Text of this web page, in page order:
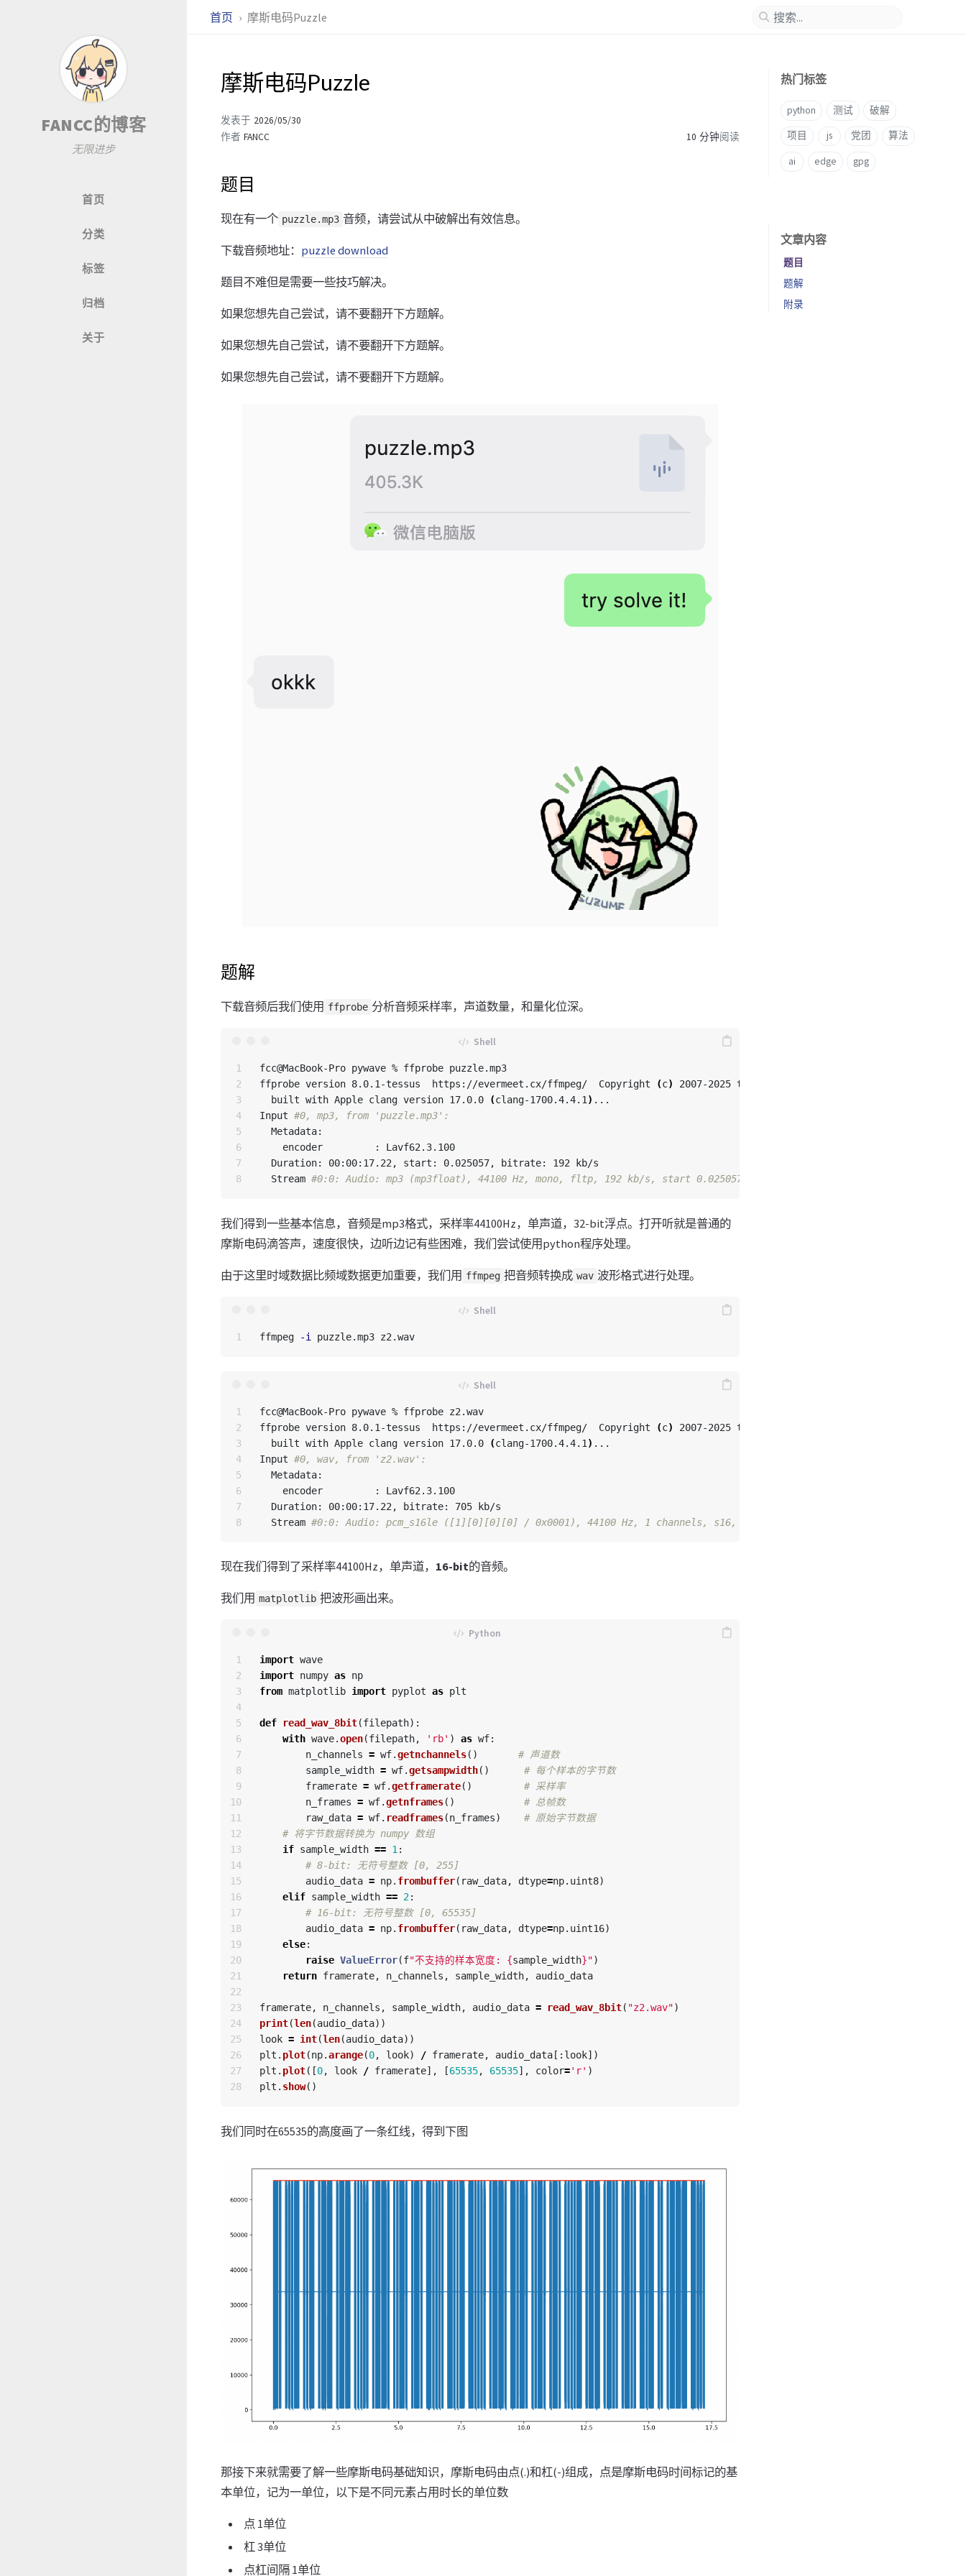
FANCC的博客
无限进步
首页
分类
标签
归档
关于
首页 摩斯电码Puzzle
摩斯电码Puzzle
发表于 2026/05/30
作者 FANCC 10 分钟阅读
题目
现在有一个 puzzle.mp3 音频，请尝试从中破解出有效信息。
下载音频地址： puzzle download
题目不难但是需要一些技巧解决。
如果您想先自己尝试，请不要翻开下方题解。
如果您想先自己尝试，请不要翻开下方题解。
如果您想先自己尝试，请不要翻开下方题解。
题解
下载音频后我们使用 ffprobe 分析音频采样率，声道数量，和量化位深。
1
2
3
4
5
6
7
fcc@MacBook-Pro pywave % ffprobe puzzle.mp3
ffprobe version 8.0.1-tessus  https://evermeet.cx/ffmpeg/  Copyright
(c)
2007-2025 the FFmpeg developers
  built with Apple clang version 17.0.0
(clang-1700.4.4.1 ) ...
Input #0, mp3, from 'puzzle.mp3':
  Metadata:
    encoder         : Lavf62.3.100
  Duration: 00:00:17.22, start: 0.025057, bitrate: 192 kb/s
  Stream
#0:0: Audio: mp3 (mp3float), 44100 Hz, mono, fltp, 192 kb/s, start 0.025057
我们得到一些基本信息，音频是mp3格式，采样率44100Hz，单声道，32-bit浮点。打开听就是普通的
摩斯电码滴答声，速度很快，边听边记有些困难，我们尝试使用python程序处理。
由于这里时域数据比频域数据更加重要，我们用 ffmpeg 把音频转换成 wav 波形格式进行处理。
ffmpeg -i
1
2
3
4
5
6
7
fcc@MacBook-Pro pywave % ffprobe z2.wav
ffprobe version 8.0.1-tessus  https://evermeet.cx/ffmpeg/  Copyright
(c)
2007-2025 the FFmpeg developers
  built with Apple clang version 17.0.0
(clang-1700.4.4.1 ) ...
Input #0, wav, from 'z2.wav':
  Metadata:
    encoder         : Lavf62.3.100
  Duration: 00:00:17.22, bitrate: 705 kb/s
  Stream
#0:0: Audio: pcm_s16le ([1][0][0][0] / 0x0001), 44100 Hz, 1 channels, s16, 705 kb/s
现在我们得到了采样率44100Hz，单声道， 16-bit的音频。
我们用 matplotlib 把波形画出来。
1
2
3
4
5
6
7
8
9
10
11
12
13
14
15
16
17
18
19
20
21
22
23
24
25
26
27
import wave
import numpy as np
from matplotlib import pyplot as plt
def read_wav_8bit(filepath):
with wave.open(filepath, ' rb' ) as wf:
n_channels = wf.getnchannels()
sample_width = wf.getsampwidth()
framerate = wf.getframerate()
n_frames = wf.getnframes()
raw_data = wf. readframes(n_frames)
if sample_width == 1:
audio_data = np. frombuffer( raw_data, dtype=np. uint8)
elif sample_width == 2:
audio_data = np. frombuffer( raw_data, dtype=np. uint16)
else:
raise ValueError(f"不支持的样本宽度: {sample_width}")
return framerate, n_channels , sample_width, audio_data
framerate, n_channels , sample_width, audio_data = read_wav_8bit( "z2.wav")
print(len(audio_data))
look = int(len(audio_data))
plt . plot(np.arange(0, look) / framerate, audio_data [: look])
plt . plot([0, look / framerate], [65535, 65535], color=' r' )
plt . show()
我们同时在65535的高度画了一条红线，得到下图
那接下来就需要了解一些摩斯电码基础知识，摩斯电码由点(.)和杠(-)组成，点是摩斯电码时间标记的基
本单位，记为一单位，以下是不同元素占用时长的单位数
点 1单位
杠 3单位
点杠间隔 1单位
热门标签
python 测试 破解
项目 js 党团 算法
ai edge gpg
文章内容
题目
题解
附录